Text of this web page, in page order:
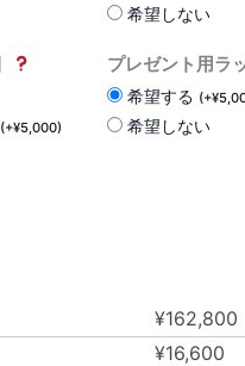
希望しない
(+¥5,000)
プレゼント用ラ
希望する (+¥
希望しない
¥162,800
¥16,600